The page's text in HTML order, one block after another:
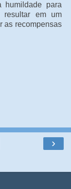
humildade para
resultar em um
as recompensas
›